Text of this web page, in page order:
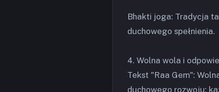
Bhakti joga: Tradycja
duchowego spełnienia.
4. Wolna wola i
Tekst "Raa Gem":
duchowego rozwoju;